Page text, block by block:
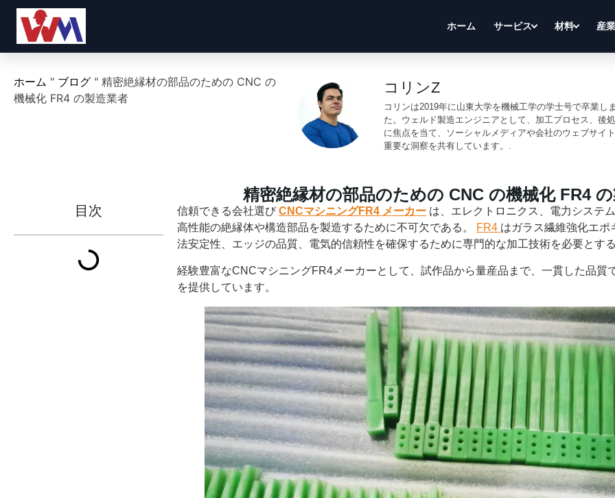
ホーム サービス 材料 産業
ホーム " ブログ " 精密絶縁材の部品のための CNC の
機械化 FR4 の製造業者
コリンZ
コリンは2019年に山東大学を機械工学の学士号で卒業し
た。ウェルド製造エンジニアとして、加工プロセス、後
に焦点を当て、ソーシャルメディアや会社のウェブサイ
重要な洞察を共有しています。.
目次
精密絶縁材の部品のための CNC の機械化 FR4
信頼できる会社選びCNCマシニングFR4 メーカー は、エレクトロニクス、電力システ
高性能の絶縁体や構造部品を製造するために不可欠である。 FR4 はガラス繊維強化エ
法安定性、エッジの品質、電気的信頼性を確保するために専門的な加工技術を必要とす
経験豊富なCNCマシニングFR4メーカーとして、試作品から量産品まで、一貫した品質
を提供しています。